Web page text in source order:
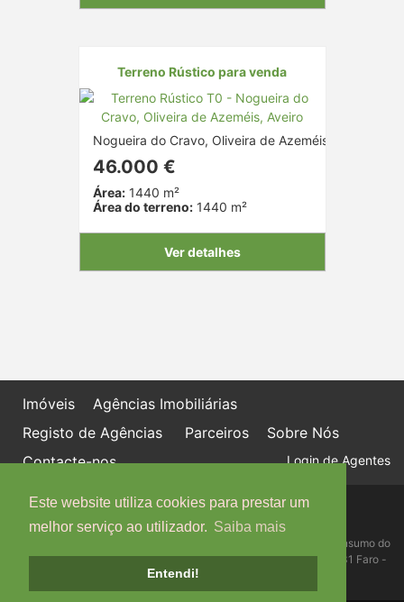
Este website utiliza cookies para prestar um
melhor serviço ao utilizador. Saiba mais
Entendi!
Terreno Rústico para venda
Nogueira do Cravo, Oliveira de Azeméis, Aveiro
46.000 €
Área:1440 m²
Área do terreno:1440 m²
Ver detalhes
Imóveis
Agências Imobiliárias
Registo de Agências
Parceiros
Sobre Nós
Contacte-nos
Login de Agentes
Política de proteção de dados
Livro de Reclamações online
Centro de Informação, Mediação e Arbitragem de Conflitos de Consumo do
Algarve - Edifício Ninho de Empresas, Estrada da Penha, 8005-131 Faro -
Telefone: 289 823 135 cimaal@mail.telepac.pt